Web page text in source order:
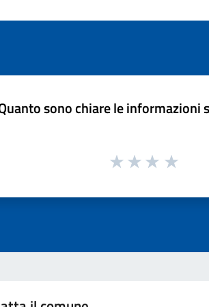
sono chiare le informazioni